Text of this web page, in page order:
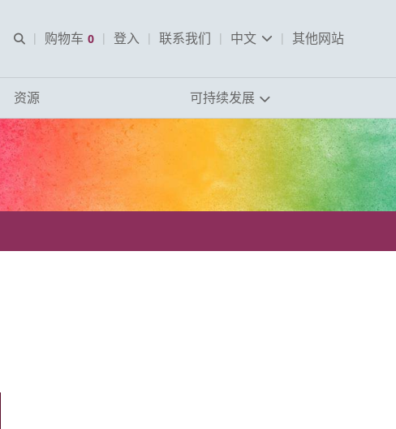
Open Search
购物车 0
查看购物车
登入 联系我们 中文 其他网站
资源 可持续发展